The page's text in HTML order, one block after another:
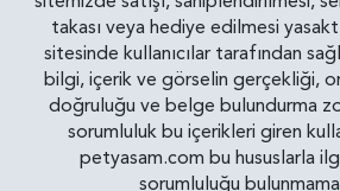
takası veya hediye edilmesi
sitesinde kullanıcılar tarafından
bilgi, içerik ve görselin gerçekliği,
doğruluğu ve belge bulundurma
sorumluluk bu içerikleri giren
petyasam.com bu hususlarla
sorumluluğu